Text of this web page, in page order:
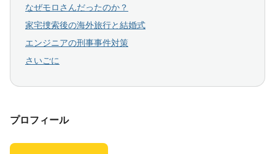
なぜモロさんだったのか？
家宅捜索後の海外旅行と結婚式
エンジニアの刑事事件対策
さいごに
プロフィール